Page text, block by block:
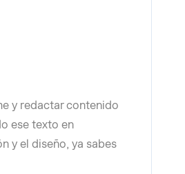
y redactar contenido
ese texto en
y el diseño, ya sabes